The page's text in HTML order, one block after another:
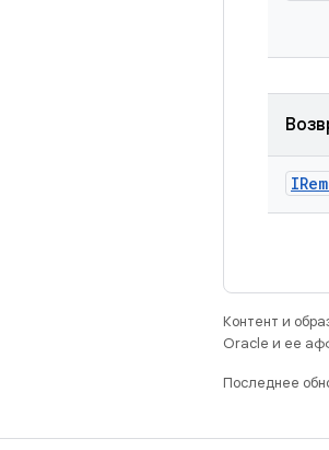
Контент и
Oracle и ее
Последнее